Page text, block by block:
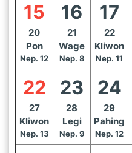
15
20
Pon
Nep. 12
16
21
Wage
Nep. 8
17
22
Kliwon
Nep. 11
22
27
Kliwon
Nep. 13
23
28
Legi
Nep. 9
24
29
Pahing
Nep. 12